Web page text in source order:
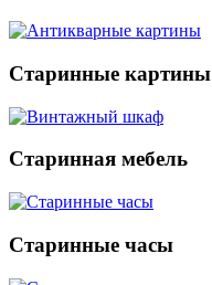
Старинные картины
Старинная мебель
Старинные часы